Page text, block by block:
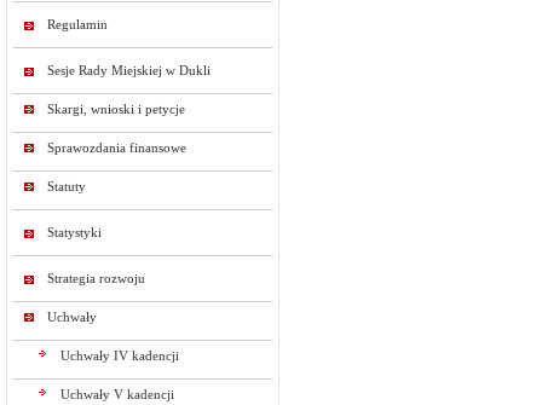
Regulamin
Sesje Rady Miejskiej w Dukli
Skargi, wnioski i petycje
Sprawozdania finansowe
Statuty
Statystyki
Strategia rozwoju
Uchwały
Uchwały IV kadencji
Uchwały V kadencji